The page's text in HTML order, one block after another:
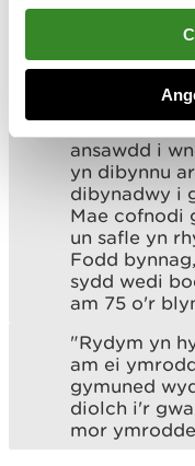
"Mae'r
ansawdd i
yn dibynnu
dibynadwy i
Mae cofnodi
un safle yn
Fodd
sydd wedi
am 75 o'r
"Rydym yn
am ei
gymuned
diolch i'r
mor